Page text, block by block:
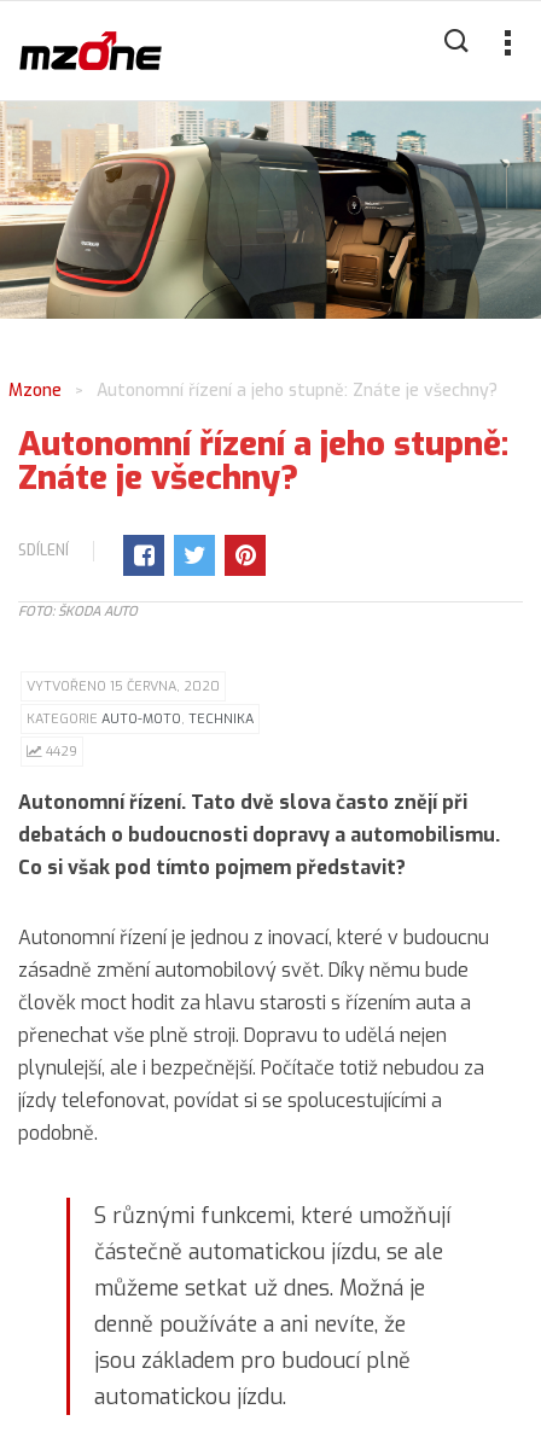
Mzone > Autonomní řízení a jeho stupně: Znáte je všechny?
Autonomní řízení a jeho stupně:
Znáte je všechny?
SDÍLENÍ
FOTO: ŠKODA AUTO
VYTVOŘENO 15 ČERVNA, 2020
KATEGORIE AUTO-MOTO, TECHNIKA
4429
Autonomní řízení. Tato dvě slova často znějí při
debatách o budoucnosti dopravy a automobilismu.
Co si však pod tímto pojmem představit?
Autonomní řízení je jednou z inovací, které v budoucnu
zásadně změní automobilový svět. Díky němu bude
člověk moct hodit za hlavu starosti s řízením auta a
přenechat vše plně stroji. Dopravu to udělá nejen
plynulejší, ale i bezpečnější. Počítače totiž nebudou za
jízdy telefonovat, povídat si se spolucestujícími a
podobně.
S různými funkcemi, které umožňují
částečně automatickou jízdu, se ale
můžeme setkat už dnes. Možná je
denně používáte a ani nevíte, že
jsou základem pro budoucí plně
automatickou jízdu.